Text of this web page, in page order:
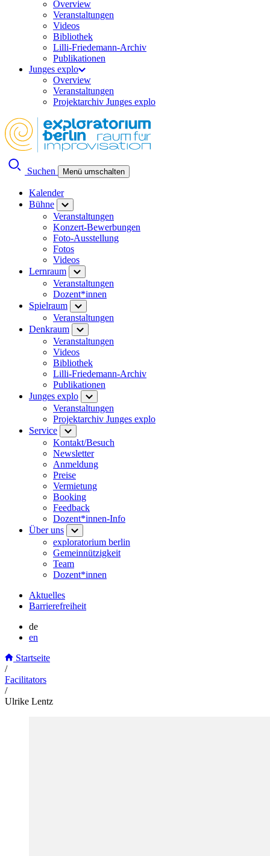
Overview
Veranstaltungen
Videos
Bibliothek
Lilli-Friedemann-Archiv
Publikationen
Junges explo
Overview
Veranstaltungen
Projektarchiv Junges explo
Suchen Menü umschalten
Kalender
Bühne
Veranstaltungen
Konzert-Bewerbungen
Foto-Ausstellung
Fotos
Videos
Lernraum
Veranstaltungen
Dozent*innen
Spielraum
Veranstaltungen
Denkraum
Veranstaltungen
Videos
Bibliothek
Lilli-Friedemann-Archiv
Publikationen
Junges explo
Veranstaltungen
Projektarchiv Junges explo
Service
Kontakt/Besuch
Newsletter
Anmeldung
Preise
Vermietung
Booking
Feedback
Dozent*innen-Info
Über uns
exploratorium berlin
Gemeinnützigkeit
Team
Dozent*innen
Aktuelles
Barrierefreiheit
de
en
Startseite
/
Facilitators
/
Ulrike Lentz